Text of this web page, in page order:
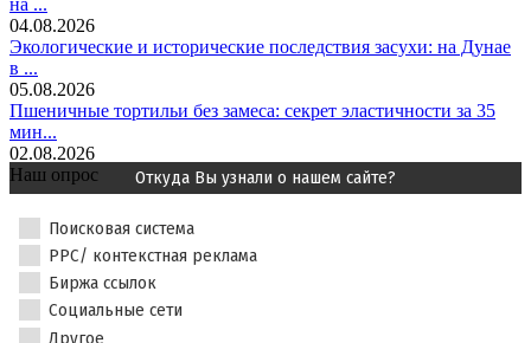
на ...
04.08.2026
Экологические и исторические последствия засухи: на Дунае
в ...
05.08.2026
Пшеничные тортильи без замеса: секрет эластичности за 35
мин...
02.08.2026
Наш опрос
Откуда Вы узнали о нашем сайте?
Поисковая система
PPC/ контекстная реклама
Биржа ссылок
Социальные сети
Другое